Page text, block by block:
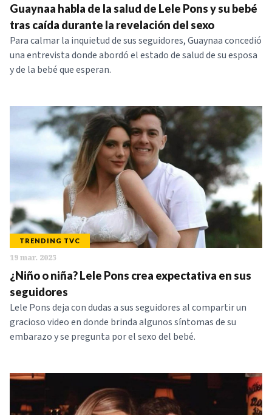
Guaynaa habla de la salud de Lele Pons y su bebé
tras caída durante la revelación del sexo
Para calmar la inquietud de sus seguidores, Guaynaa concedió
una entrevista donde abordó el estado de salud de su esposa
y de la bebé que esperan.
TRENDING TVC
19 mar. 2025
¿Niño o niña? Lele Pons crea expectativa en sus
seguidores
Lele Pons deja con dudas a sus seguidores al compartir un
gracioso video en donde brinda algunos síntomas de su
embarazo y se pregunta por el sexo del bebé.